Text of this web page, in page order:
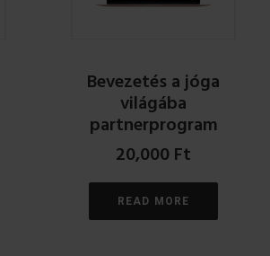
Bevezetés a jóga
világába
partnerprogram
20,000Ft
READ MORE